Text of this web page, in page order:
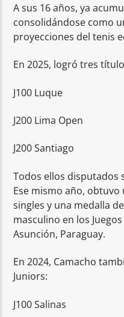
A sus 16 años, ya
consolidándose como
proyecciones del tenis
En 2025, logró tres
J100 Luque
J200 Lima Open
J200 Santiago
Todos ellos disputados
Ese mismo año,
singles y una medalla
masculino en los
Asunción, Paraguay.
En 2024, Camacho
Juniors:
J100 Salinas